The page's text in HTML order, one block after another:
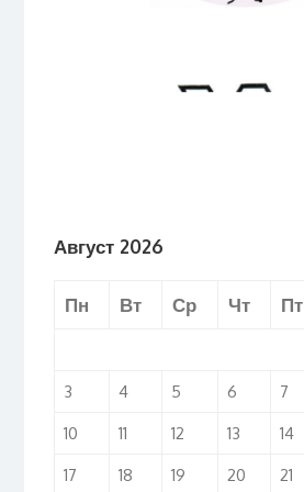
Август 2026
Пн Вт Ср Чт Пт
3
4 5 6 7
10
11 12 13 14
17
18 19 20 21